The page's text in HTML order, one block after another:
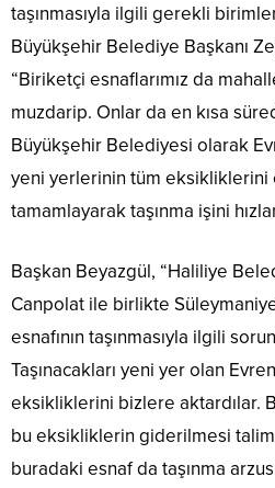
taşınmasıyla ilgili gerekli
Büyükşehir Belediye Başkanı
“Biriketçi esnaflarımız da
muzdarip. Onlar da en kısa
Büyükşehir Belediyesi olarak
yeni yerlerinin tüm eksikliklerini
tamamlayarak taşınma işini
Başkan Beyazgül, “Haliliye
Canpolat ile birlikte
esnafının taşınmasıyla ilgili
Taşınacakları yeni yer olan
eksikliklerini bizlere aktardılar.
bu eksikliklerin giderilmesi
buradaki esnaf da taşınma